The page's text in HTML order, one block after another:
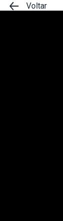
Voltar